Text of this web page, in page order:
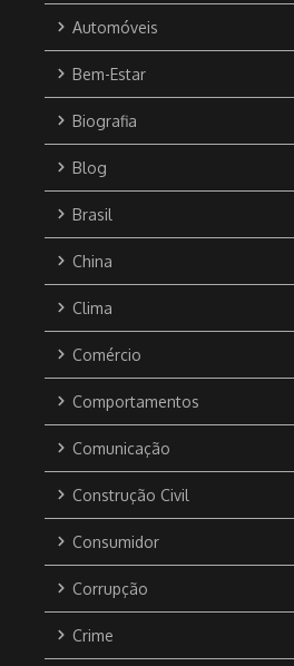
Automóveis
Bem-Estar
Biografia
Blog
Brasil
China
Clima
Comércio
Comportamentos
Comunicação
Construção Civil
Consumidor
Corrupção
Crime